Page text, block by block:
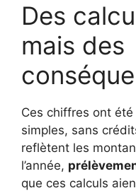
Des
mais des
Ces chiffres ont
simples, sans
reflètent les
l’année,
que ces calculs